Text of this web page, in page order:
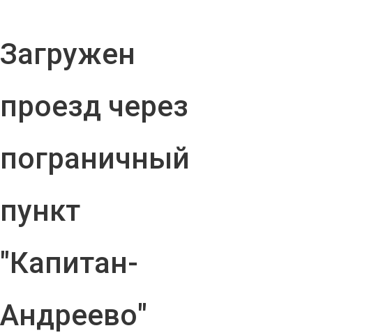
Загружен
проезд через
пограничный
пункт
"Капитан-
Андреево"